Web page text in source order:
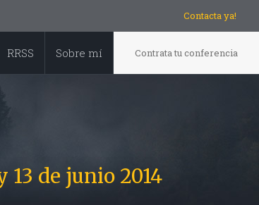
Contacta ya!
RRSS Sobre mí Contrata tu conferencia
13 de junio 2014